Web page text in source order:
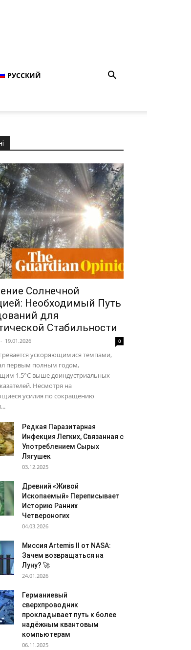
РУССКИЙ
Солнечной
Необходимый Путь
для
Стабильности
- 19.01.2026 0
ускоряющимися темпами,
первым полным годом,
1.5°C выше доиндустриальных
Несмотря на
усилия по сокращению
Редкая Паразитарная
Инфекция Легких, Связанная с
Употреблением Сырых
Лягушек
03.12.2025
Древний «Живой
Ископаемый» Переписывает
Историю Ранних
Четвероногих
04.03.2026
Миссия Artemis II от NASA:
Зачем возвращаться на
Луну? 🚀
24.01.2026
Германиевый
сверхпроводник
прокладывает путь к более
надёжным квантовым
компьютерам
06.11.2025